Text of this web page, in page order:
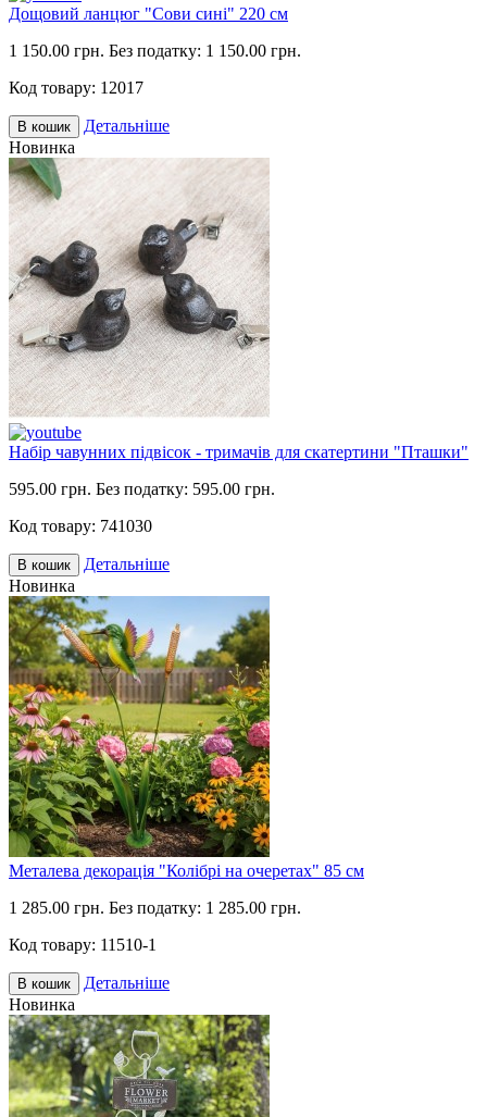
Дощовий ланцюг "Сови сині" 220 см
1 150.00 грн. Без податку: 1 150.00 грн.
Код товару: 12017
В кошик
Детальніше
Новинка
Набір чавунних підвісок - тримачів для скатертини "Пташки"
595.00 грн. Без податку: 595.00 грн.
Код товару: 741030
В кошик
Детальніше
Новинка
Металева декорація "Колібрі на очеретах" 85 см
1 285.00 грн. Без податку: 1 285.00 грн.
Код товару: 11510-1
В кошик
Детальніше
Новинка